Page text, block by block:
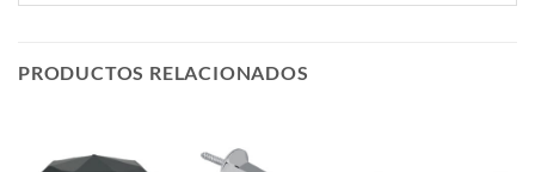
PRODUCTOS RELACIONADOS